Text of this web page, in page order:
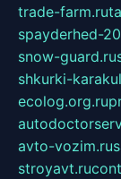
trade-farm.ru
spayderhed-
snow-guard.ru
shkurki-
ecolog.org.ru
avto-vozim.ru
stroyavt.ru